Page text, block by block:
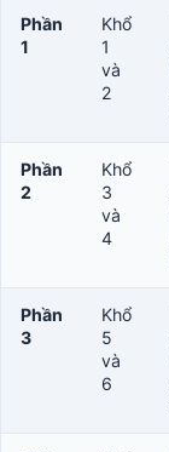
Phần
1
Khổ
1
và
2
Phần
2
Khổ
3
và
4
Phần
3
Khổ
5
và
6